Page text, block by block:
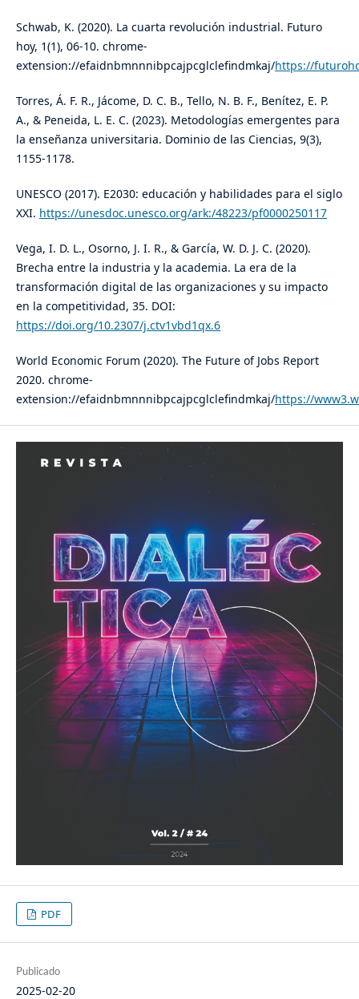
Schwab, K. (2020). La cuarta revolución industrial. Futuro
hoy, 1(1), 06-10. chrome-
extension://efaidnbmnnnibpcajpcglclefindmkaj/https://
Torres, Á. F. R., Jácome, D. C. B., Tello, N. B. F., Benítez, E. P.
A., & Peneida, L. E. C. (2023). Metodologías emergentes para
la enseñanza universitaria. Dominio de las Ciencias, 9(3),
1155-1178.
UNESCO (2017). E2030: educación y habilidades para el siglo
XXI. https://unesdoc.unesco.org/ark:/48223/pf0000250117
Vega, I. D. L., Osorno, J. I. R., & García, W. D. J. C. (2020).
Brecha entre la industria y la academia. La era de la
transformación digital de las organizaciones y su impacto
en la competitividad, 35. DOI:
https://doi.org/10.2307/j.ctv1vbd1qx.6
World Economic Forum (2020). The Future of Jobs Report
2020. chrome-
extension://efaidnbmnnnibpcajpcglclefindmkaj/https://
PDF
Publicado
2025-02-20